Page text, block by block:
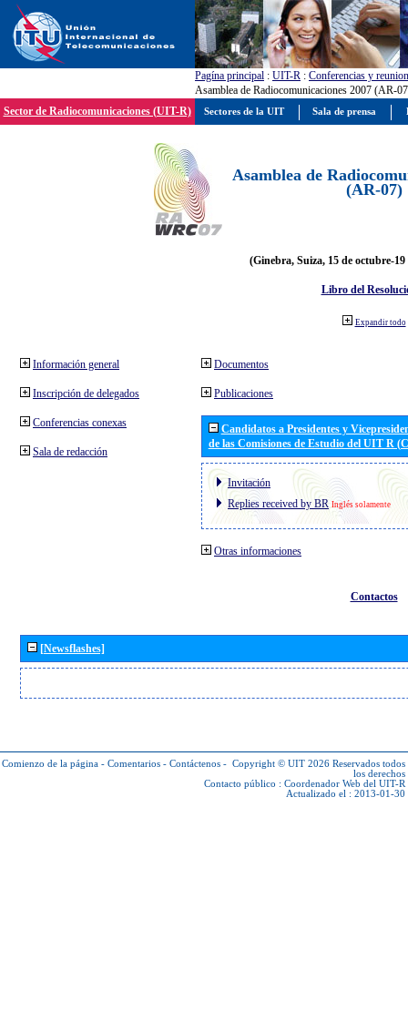
Pagína principal : UIT-R : Conferencias y
Asamblea de Radiocomunicaciones 2007 (AR-
Sector de Radiocomunicaciones (UIT-R)
Asamblea de
(AR-07)
(Ginebra, Suiza, 15 de octubre-19
Libro del
Expandir todo
Información general
Inscripción de delegados
Conferencias conexas
Sala de redacción
Documentos
Publicaciones
Candidatos a Presidentes y
de las Comisiones de Estudio del UIT R
Invitación
Replies received by BR Inglés solamente
Otras informaciones
Contactos
[Newsflashes]
Comienzo de la página - Comentarios - Contáctenos - Copyright © UIT 2026 Reservados todos
los derechos
Contacto público : Coordenador Web del UIT-R
Actualizado el : 2013-01-30
Sectores de la UIT Sala de prensa